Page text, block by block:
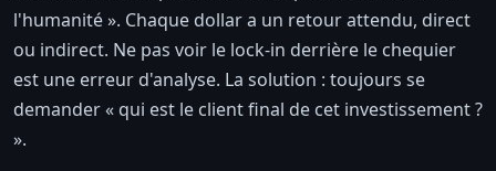
l'humanité ». Chaque dollar a un retour attendu, direct
ou indirect. Ne pas voir le lock-in derrière le chequier
est une erreur d'analyse. La solution : toujours se
demander « qui est le client final de cet investissement ?
».